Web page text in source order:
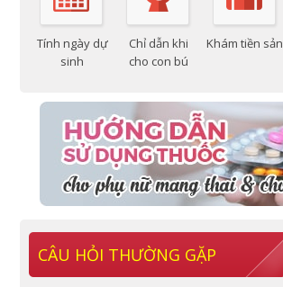
Tính ngày dự
sinh
Chỉ dẫn khi
cho con bú
Khám tiền sản
CÂU HỎI THƯỜNG GẶP